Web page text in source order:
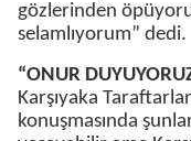
gözlerinden
selamlıyorum” dedi.
“ONUR
Karşıyaka
konuşmasında